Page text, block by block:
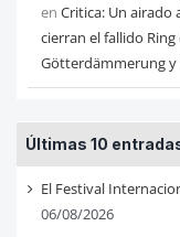
en Critica: Un
cierran el fallido
Götterdämmerung y
Últimas 10
El Festival
06/08/2026